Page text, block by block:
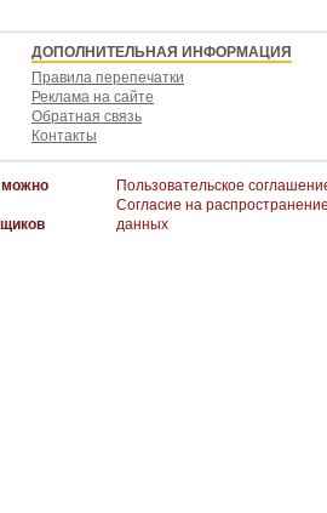
ДОПОЛНИТЕЛЬНАЯ ИНФОРМАЦИЯ
Правила перепечатки
Реклама на сайте
Обратная связь
Контакты
можно
Пользовательское
Согласие на
данных